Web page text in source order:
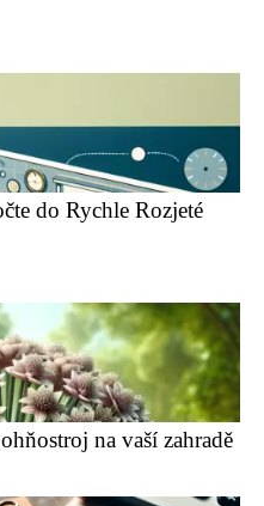
do Rychle Rozjeté
na vaší zahradě